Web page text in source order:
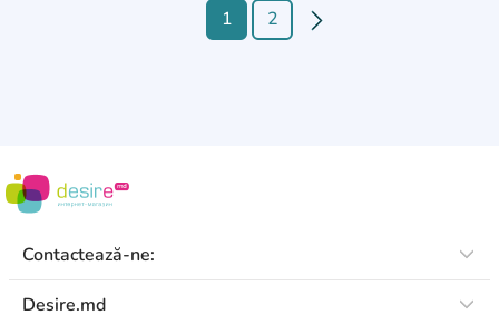
1 2
Contactează-ne:
Desire.md